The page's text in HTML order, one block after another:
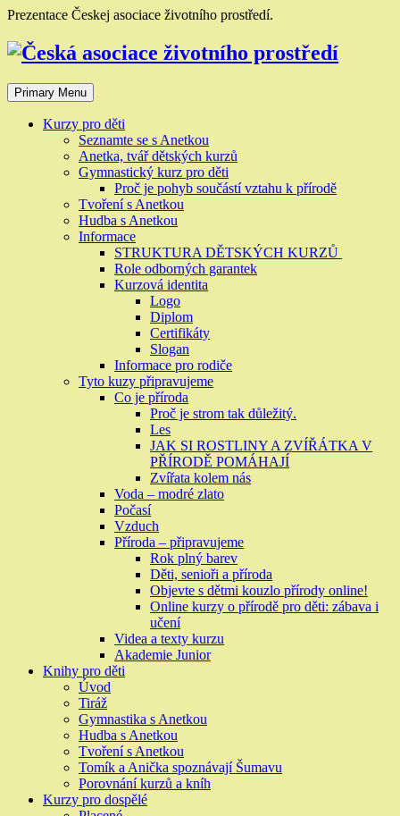
Skip
content
Prezentace Českej asociace životního prostředí.
Primary Menu
Kurzy pro děti
Seznamte se s Anetkou
Anetka, tvář dětských kurzů
Gymnastický kurz pro děti
Proč je pohyb součástí vztahu k přírodě
Tvoření s Anetkou
Hudba s Anetkou
Informace
STRUKTURA DĚTSKÝCH KURZŮ
Role odborných garantek
Kurzová identita
Logo
Diplom
Certifikáty
Slogan
Informace pro rodiče
Tyto kuzy připravujeme
Co je příroda
Proč je strom tak důležitý.
Les
JAK SI ROSTLINY A ZVÍŘÁTKA V
PŘÍRODĚ POMÁHAJÍ
Zvířata kolem nás
Voda – modré zlato
Počasí
Vzduch
Příroda – připravujeme
Rok plný barev
Děti, senioři a příroda
Objevte s dětmi kouzlo přírody online!
Online kurzy o přírodě pro děti: zábava i
učení
Videa a texty kurzu
Akademie Junior
Knihy pro děti
Úvod
Tiráž
Gymnastika s Anetkou
Hudba s Anetkou
Tvoření s Anetkou
Tomík a Anička spoznávají Šumavu
Porovnání kurzů a kníh
Kurzy pro dospělé